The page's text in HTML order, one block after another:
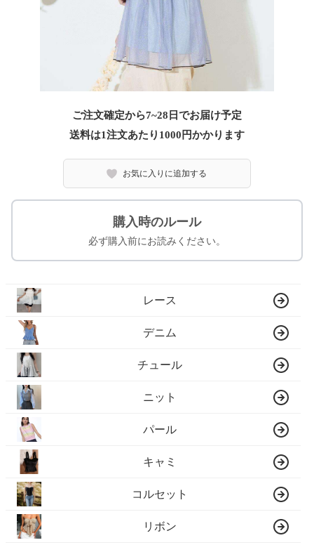
ご注文確定から7~28日でお届け予定
送料は1注文あたり 1000 円かかります
お気に入りに追加する
購入時のルール
必ず購入前にお読みください。
レース
デニム
チュール
ニット
パール
キャミ
コルセット
リボン